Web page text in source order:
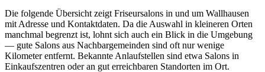
Die folgende Übersicht zeigt Friseursalons in und um Wallhausen
mit Adresse und Kontaktdaten. Da die Auswahl in kleineren Orten
manchmal begrenzt ist, lohnt sich auch ein Blick in die Umgebung
— gute Salons aus Nachbargemeinden sind oft nur wenige
Kilometer entfernt. Bekannte Anlaufstellen sind etwa Salons in
Einkaufszentren oder an gut erreichbaren Standorten im Ort.